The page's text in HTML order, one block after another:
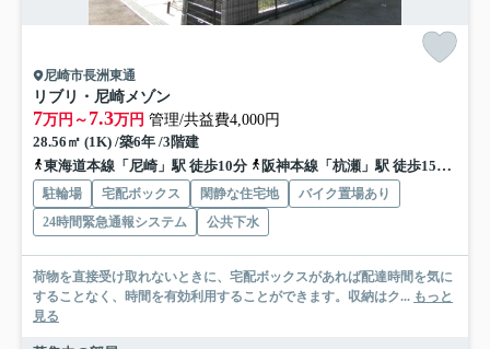
尼崎市長洲東通
リブリ・尼崎メゾン
7万円～ 7.3万円 管理/共益費4,000円
28.56㎡ (1K) /築6年 /3階建
東海道本線「尼崎」駅 徒歩10分
阪神本線「杭瀬」駅 徒歩15分
駐輪場 宅配ボックス 閑静な住宅地
バイク置場あり
24時間緊急通報システム
公共下水
荷物を直接受け取れないときに、宅配ボックスがあれば配達時間を気に
することなく、時間を有効利用することができます。収納はク... もっと
見る